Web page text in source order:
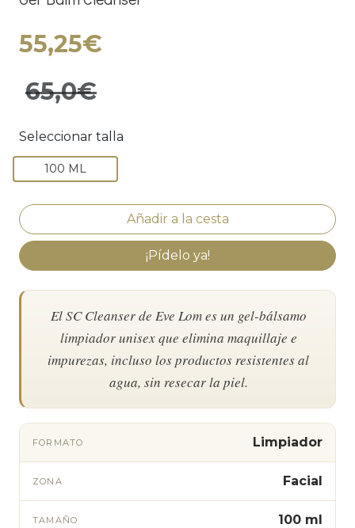
55,25€
65,0€
Seleccionar talla
100 ML
¡Pídelo ya!
El SC Cleanser de Eve Lom es un gel-bálsamo
limpiador unisex que elimina maquillaje e
impurezas, incluso los productos resistentes al
agua, sin resecar la piel.
FORMATO Limpiador
ZONA Facial
TAMAÑO 100 ml